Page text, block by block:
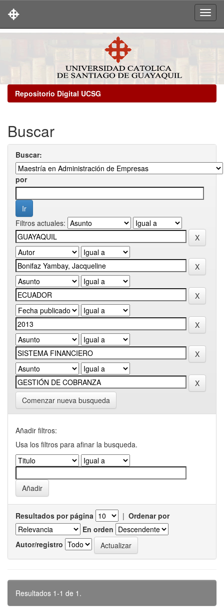
Repositorio Digital UCSG
Buscar
Buscar:
por
Filtros actuales:
Comenzar nueva busqueda
Añadir filtros:
Usa los filtros para afinar la busqueda.
Resultados por página | Ordenar por
En orden
Autor/registro
Resultados 1-1 de 1.